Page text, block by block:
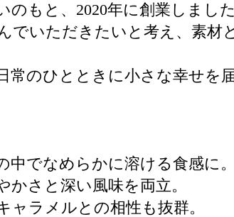
もと、2020年に創業しました
いただきたいと考え、素材
のひとときに小さな幸せを届
でなめらかに溶ける食感に。
さと深い風味を両立。
ャラメルとの相性も抜群。